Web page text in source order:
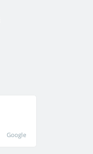
Google